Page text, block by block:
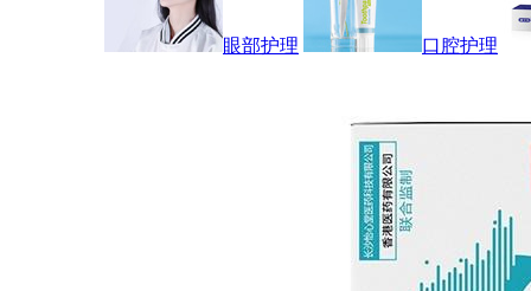
眼部护理 口腔护理